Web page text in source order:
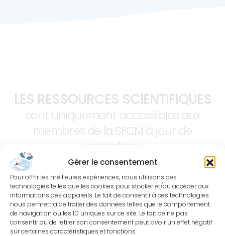
Gérer le consentement
Pour offrir les meilleures expériences, nous utilisons des
technologies telles que les cookies pour stocker et/ou accéder aux
informations des appareils. Le fait de consentir à ces technologies
nous permettra de traiter des données telles que le comportement
de navigation ou les ID uniques sur ce site. Le fait de ne pas
consentir ou de retirer son consentement peut avoir un effet négatif
sur certaines caractéristiques et fonctions.
LES RESSOURCES SCIENTIFIQUES
sont uniquement accessibles aux
membres de la SFCM à jour de
cotisation.